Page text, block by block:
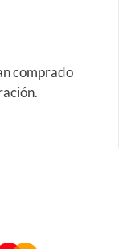
comprado